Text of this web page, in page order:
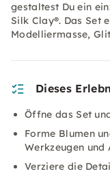
gestaltest Du ein
Silk Clay®. Das Set
Modelliermasse,
Dieses
Öffne das Set
Forme Blumen
Werkzeugen und
Verziere die